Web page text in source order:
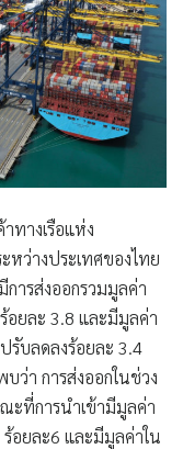
ทางเรือแห่ง
หว่างประเทศของไทย
ารส่งออกรวมมูลค่า
อยละ 3.8 และมีมูลค่า
รับลดลงร้อยละ 3.4
ว่า การส่งออกในช่วง
ะที่การนำเข้ามีมูลค่า
อยละ6 และมีมูลค่าใน